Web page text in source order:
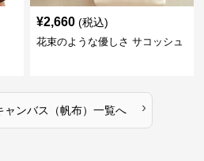
¥2,660 (税込)
花束のような優しさ サコッシュ
ャンバス（帆布） 一覧へ ›